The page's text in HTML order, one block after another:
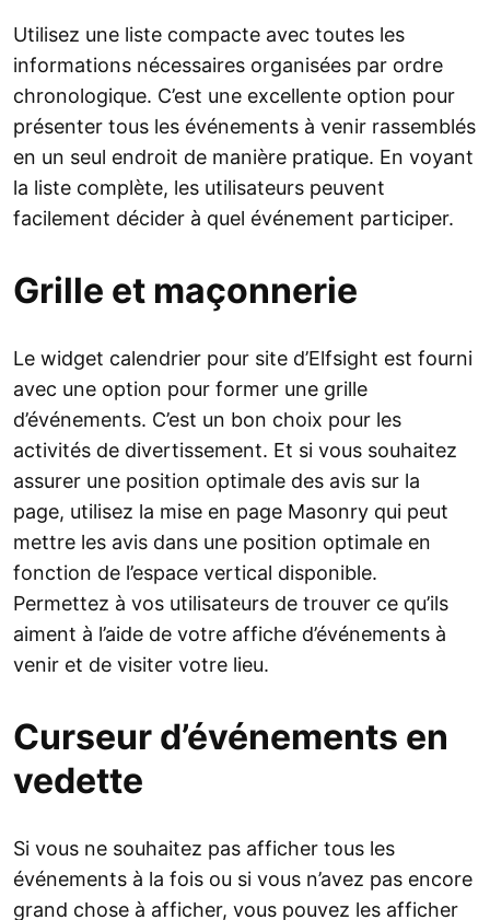
Utilisez une liste compacte avec toutes les
informations nécessaires organisées par ordre
chronologique. C’est une excellente option pour
présenter tous les événements à venir rassemblés
en un seul endroit de manière pratique. En voyant
la liste complète, les utilisateurs peuvent
facilement décider à quel événement participer.
Grille et maçonnerie
Le widget calendrier pour site d’Elfsight est fourni
avec une option pour former une grille
d’événements. C’est un bon choix pour les
activités de divertissement. Et si vous souhaitez
assurer une position optimale des avis sur la
page, utilisez la mise en page Masonry qui peut
mettre les avis dans une position optimale en
fonction de l’espace vertical disponible.
Permettez à vos utilisateurs de trouver ce qu’ils
aiment à l’aide de votre affiche d’événements à
venir et de visiter votre lieu.
Curseur d’événements en
vedette
Si vous ne souhaitez pas afficher tous les
événements à la fois ou si vous n’avez pas encore
grand chose à afficher, vous pouvez les afficher